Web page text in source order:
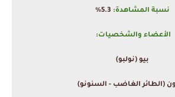
نسبة المشاهدة: 5.3%
الأعضاء والشخصيات:
بيو (نولبو)
(الطائر الغاضب - السنونو)